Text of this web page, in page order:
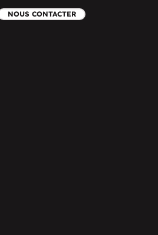
NOUS CONTACTER